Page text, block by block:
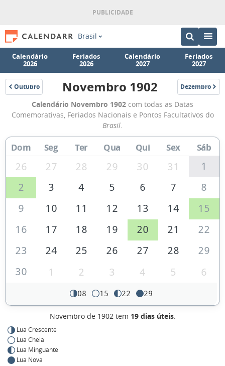
Brasil
Calendário
2026
Feriados
2026
Calendário
2027
Feriados
2027
Outubro
1902
Calendário
de
Novembro
de
1902
Novembro 1902 Dezembro
1902
Calendário Novembro 1902 com todas as Datas
Comemorativas, Feriados Nacionais e Pontos Facultativos do
Brasil.
Dom Seg Ter Qua Qui Sex Sáb
26 27 28 29 30 31
1
2
3 4 5 6 7
8
9
10 11 12 13 14
15
16
17 18 19 20 21
22
23
24 25 26 27 28
29
30
1 2 3 4 5 6
08 15 22 29
Novembro de 1902 tem 19 dias úteis.
Lua Crescente
Lua Cheia
Lua Minguante
Lua Nova